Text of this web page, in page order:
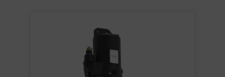
Schutzart IP68,
vergossene
Leitungseinführung